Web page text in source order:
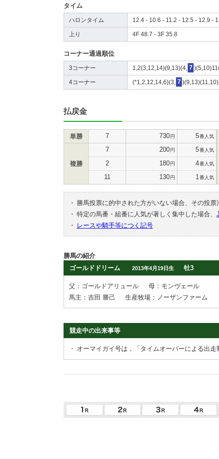
タイム
ハロンタイム 12.4 - 10.6 - 11.2 - 12.5 - 12.9 -
上り 4F 48.7 - 3F 35.8
コーナー通過順位
3コーナー 1,2(3,12,14)(9,13)(4, 7
4コーナー (*1,2,12,14,6)(3, 7
払戻金
単勝 7 730円 5番人気
複勝
7 200円 5番人気
2 180円 4番人気
11 130円 1 番人気
・
勝馬投票に的中された方がいない場合、その投
・ 特定の馬番・組番に人気が著しく集中した場合、
・
レースや騎手等につく記号
勝馬の紹介
ゴールドドリーム
2013年4月19日生 牡3
父：ゴールドアリュール
母：モンヴェール
馬主：吉田 勝己
生産牧場：ノーザンファーム
競走中の出来事等
・ オーマイガイ号は，「タイムオーバーによる出